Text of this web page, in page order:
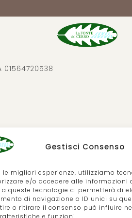
Gestisci Consenso
le migliori esperienze, utilizziamo
e/o accedere alle informazioni
queste tecnologie ci permetterà di
di navigazione o ID unici su
o ritirare il consenso può influire
e funzioni.
01564720538